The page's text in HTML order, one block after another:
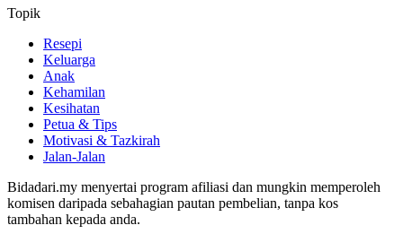
Topik
Resepi
Keluarga
Anak
Kehamilan
Kesihatan
Petua & Tips
Motivasi & Tazkirah
Jalan-Jalan
Bidadari.my menyertai program afiliasi dan mungkin memperoleh
komisen daripada sebahagian pautan pembelian, tanpa kos
tambahan kepada anda.